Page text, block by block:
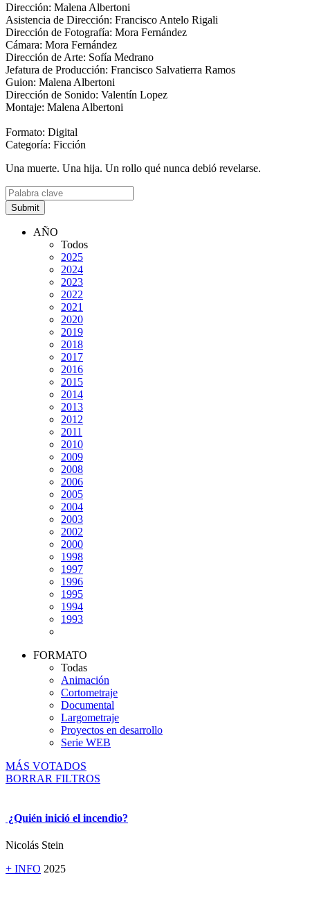
Dirección: Malena Albertoni
Asistencia de Dirección: Francisco Antelo Rigali
Dirección de Fotografía: Mora Fernández
Cámara: Mora Fernández
Dirección de Arte: Sofía Medrano
Jefatura de Producción: Francisco Salvatierra Ramos
Guion: Malena Albertoni
Dirección de Sonido: Valentín Lopez
Montaje: Malena Albertoni
Formato: Digital
Categoría: Ficción
Una muerte. Una hija. Un rollo qué nunca debió revelarse.
AÑO
Todos
2025
2024
2023
2022
2021
2020
2019
2018
2017
2016
2015
2014
2013
2012
2011
2010
2009
2008
2006
2005
2004
2003
2002
2000
1998
1997
1996
1995
1994
1993
FORMATO
Todas
Animación
Cortometraje
Documental
Largometraje
Proyectos en desarrollo
Serie WEB
MÁS VOTADOS
BORRAR FILTROS
¿Quién inició el incendio?
Nicolás Stein
+ INFO 2025